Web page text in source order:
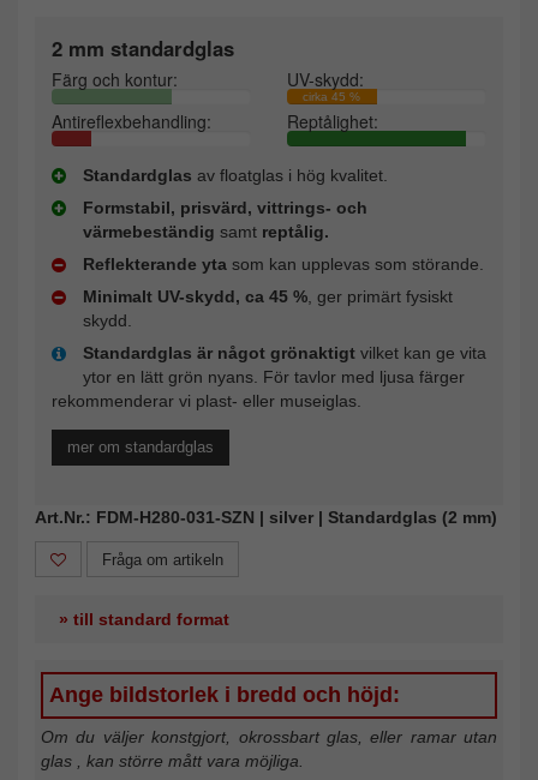
2 mm standardglas
Färg och kontur: UV-skydd:
cirka 45 %
Antireflexbehandling: Reptålighet:
Standardglas av floatglas i hög kvalitet.
Formstabil, prisvärd, vittrings- och
värmebeständig samt reptålig.
Reflekterande yta som kan upplevas som störande.
Minimalt UV-skydd, ca 45 % , ger primärt fysiskt
skydd.
Standardglas är något grönaktigt vilket kan ge vita
ytor en lätt grön nyans. För tavlor med ljusa färger
rekommenderar vi plast- eller museiglas.
mer om standardglas
Art.Nr.: FDM-H280-031-SZN | silver | Standardglas (2 mm)
Fråga om artikeln
» till standard format
Ange bildstorlek i bredd och höjd:
Om du väljer konstgjort, okrossbart glas, eller ramar utan
glas , kan större mått vara möjliga.